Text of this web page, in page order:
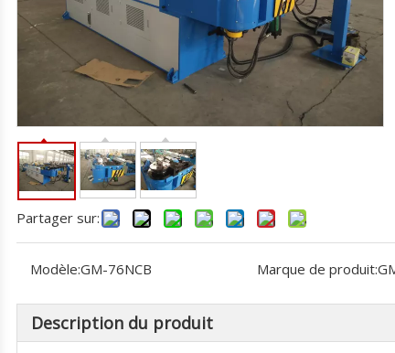
Partager sur:
Modèle:GM-76NCB Marque de produit:
Description du produit